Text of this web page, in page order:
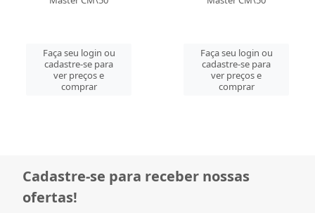
Faça seu login ou
cadastre-se para
ver preços e
comprar
Faça seu login ou
cadastre-se para
ver preços e
comprar
Cadastre-se para receber nossas
ofertas!